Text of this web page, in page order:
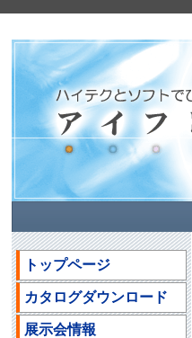
トップページ
カタログダウンロード
展示会情報